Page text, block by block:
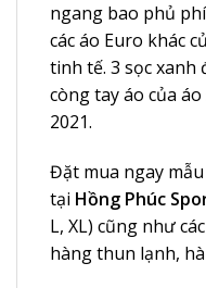
ngang bao phủ
các áo Euro khác
tinh tế. 3 sọc
còng tay áo của
2021.
Đặt mua ngay
tại Hồng Phúc
L, XL) cũng như
hàng thun lạnh,